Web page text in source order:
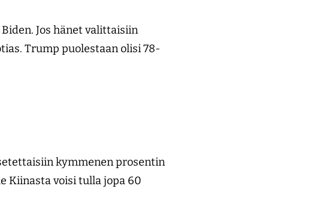
Jos hänet valittaisiin
Trump puolestaan olisi 78-
kymmenen prosentin
Kiinasta voisi tulla jopa 60